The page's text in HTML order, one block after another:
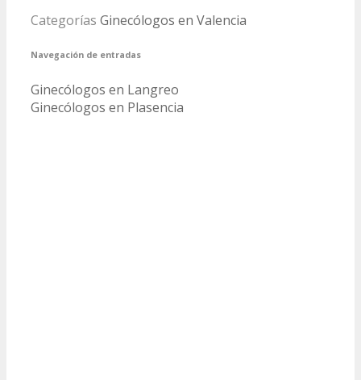
Categorías Ginecólogos en Valencia
Navegación de entradas
Ginecólogos en Langreo
Ginecólogos en Plasencia